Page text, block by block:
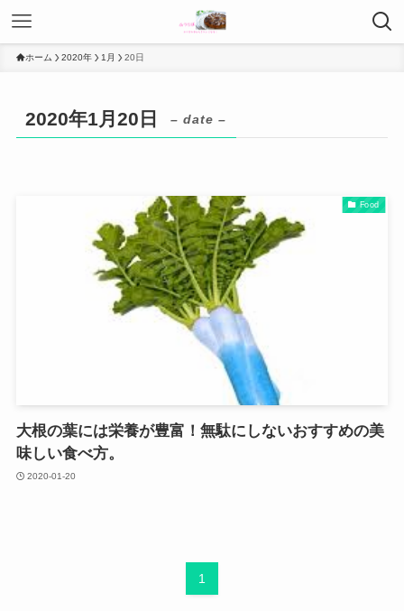
ホーム 2020年 1月 20日
2020年1月20日 – date –
Food
大根の葉には栄養が豊富！無駄にしないおすすめの美
味しい食べ方。
2020-01-20
1